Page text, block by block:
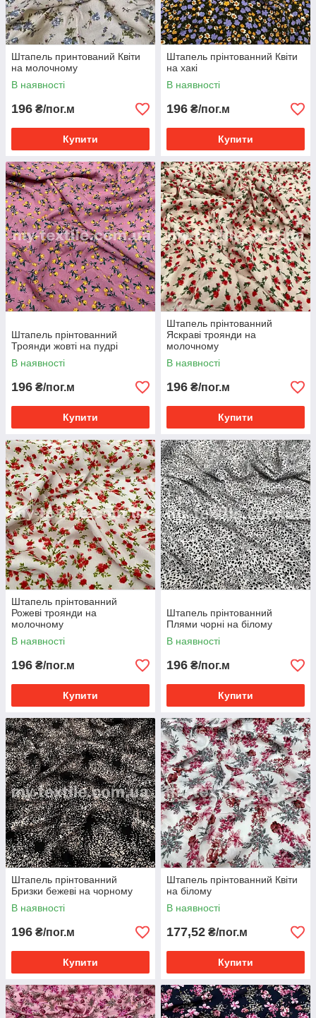
Штапель принтований Квіти
на молочному
В наявності
196 ₴/пог.м
Купити
Штапель прінтованний Квіти
на хакі
В наявності
196 ₴/пог.м
Купити
Штапель прінтованний
Троянди жовті на пудрі
В наявності
196 ₴/пог.м
Купити
Штапель прінтованний
Яскраві троянди на
молочному
В наявності
196 ₴/пог.м
Купити
Штапель прінтованний
Рожеві троянди на
молочному
В наявності
196 ₴/пог.м
Купити
Штапель прінтованний
Плями чорні на білому
В наявності
196 ₴/пог.м
Купити
Штапель прінтованний
Бризки бежеві на чорному
В наявності
196 ₴/пог.м
Купити
Штапель прінтованний Квіти
на білому
В наявності
177,52 ₴/пог.м
Купити